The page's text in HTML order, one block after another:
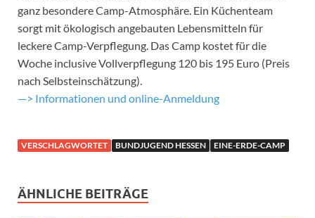
ganz besondere Camp-Atmosphäre. Ein Küchenteam
sorgt mit ökologisch angebauten Lebensmitteln für
leckere Camp-Verpflegung. Das Camp kostet für die
Woche inclusive Vollverpflegung 120 bis 195 Euro (Preis
nach Selbsteinschätzung).
—> Informationen und online-Anmeldung
VERSCHLAGWORTET BUNDJUGEND HESSEN EINE-ERDE-CAMP
ÄHNLICHE BEITRÄGE